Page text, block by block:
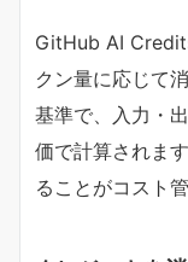
GitHub AI
クン量に応じて
基準で、入力・
価で計算されま
ることがコスト